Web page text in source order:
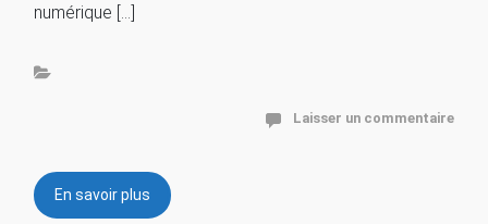
numérique […]
Laisser un commentaire
En savoir plus